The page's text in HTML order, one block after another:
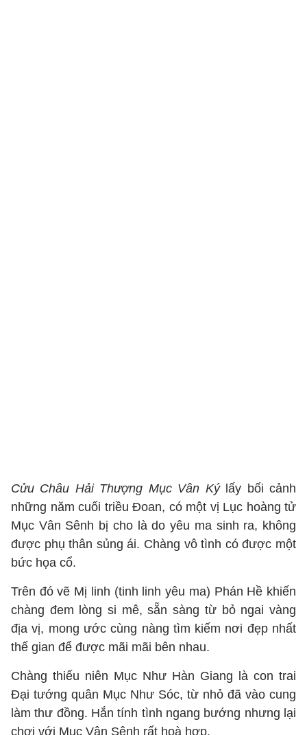
Cửu Châu Hải Thượng Mục Vân Kýlấy bối cảnh
những năm cuối triều Đoan, có một vị Lục hoàng tử
Mục Vân Sênh bị cho là do yêu ma sinh ra, không
được phụ thân sủng ái. Chàng vô tình có được một
bức họa cổ.
Trên đó vẽ Mị linh (tinh linh yêu ma) Phán Hề khiến
chàng đem lòng si mê, sẵn sàng từ bỏ ngai vàng
địa vị, mong ước cùng nàng tìm kiếm nơi đẹp nhất
thế gian để được mãi mãi bên nhau.
Chàng thiếu niên Mục Như Hàn Giang là con trai
Đại tướng quân Mục Như Sóc, từ nhỏ đã vào cung
làm thư đồng. Hắn tính tình ngang bướng nhưng lại
chơi với Mục Vân Sênh rất hoà hợp.